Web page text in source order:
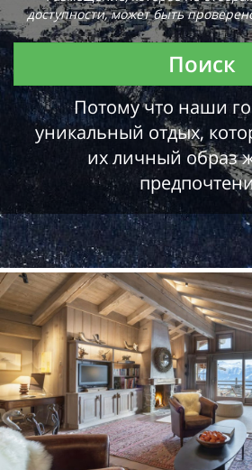
доступности, может быть
Поиск
Потому что наши
уникальный отдых,
их личный образ